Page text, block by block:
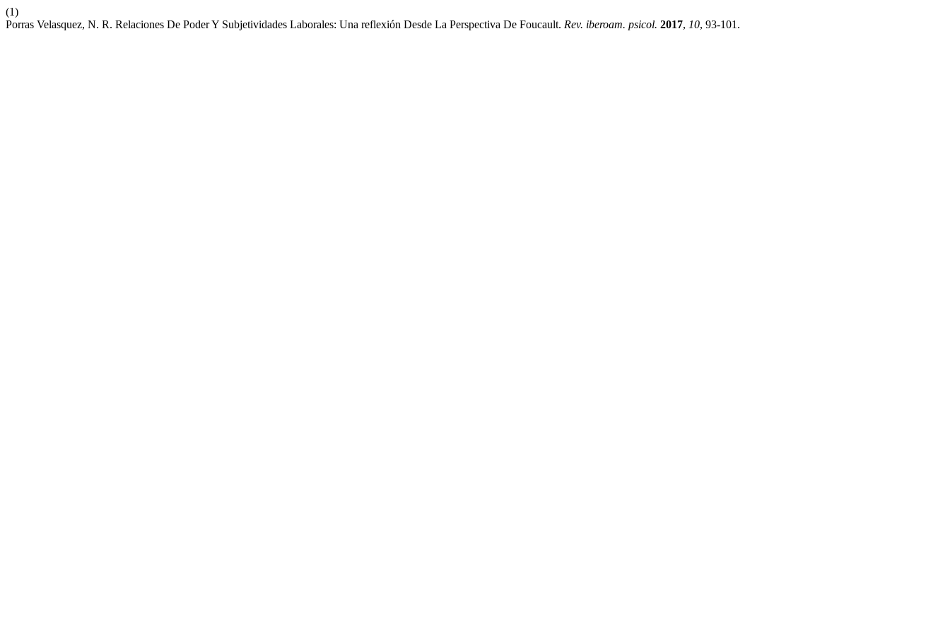
(1)
Porras Velasquez, N. R. Relaciones De Poder Y Subjetividades Laborales: Una reflexión Desde La Perspectiva De Foucault. Rev. iberoam. psicol. 2017, 10, 93-101.